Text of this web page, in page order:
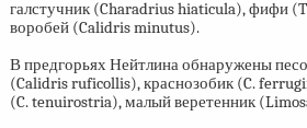
галстучник (Charadrius hiaticula), фифи
воробей (Calidris minutus).
В предгорьях Нейтлина обнаружены
(Calidris ruficollis), краснозобик (C.
(C. tenuirostria), малый веретенник